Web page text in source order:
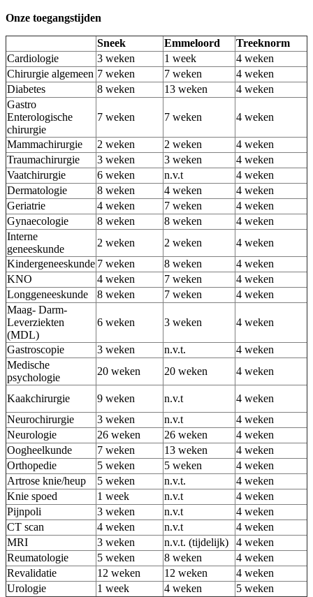
Onze toegangstijden
Sneek Emmeloord
Treeknorm
Cardiologie
3 weken 1 week
4 weken
Chirurgie algemeen 7 weken 7 weken
4 weken
Diabetes
8 weken 13 weken
4 weken
Gastro
Enterologische
chirurgie
7 weken 7 weken 4 weken
Mammachirurgie 2 weken 2 weken
4 weken
Traumachirurgie
3 weken 3 weken
4 weken
Vaatchirurgie
6 weken n.v.t
4 weken
Dermatologie
8 weken 4 weken
4 weken
Geriatrie
4 weken 7 weken
4 weken
Gynaecologie
8 weken 8 weken
4 weken
Interne
geneeskunde
2 weken 2 weken
4 weken
Kindergeneeskunde 7 weken 8 weken
4 weken
KNO
4 weken 7 weken
4 weken
Longgeneeskunde
8 weken 7 weken
4 weken
Maag- Darm-
Leverziekten
(MDL)
6 weken 3 weken 4 weken
Gastroscopie 3 weken n.v.t.
4 weken
Medische
psychologie
20 weken 20 weken 4 weken
Kaakchirurgie 9 weken n.v.t
4 weken
Neurochirurgie
3 weken n.v.t
4 weken
Neurologie
26 weken 26 weken
4 weken
Oogheelkunde
7 weken 13 weken
4 weken
Orthopedie
5 weken 5 weken
4 weken
Artrose knie/heup
5 weken n.v.t.
4 weken
Knie spoed
1 week n.v.t
4 weken
Pijnpoli
3 weken n.v.t
4 weken
CT scan
4 weken n.v.t
4 weken
MRI
3 weken n.v.t. (tijdelijk)
4 weken
Reumatologie
5 weken 8 weken
4 weken
Revalidatie
12 weken 12 weken
4 weken
Urologie
1 week 4 weken 5 weken